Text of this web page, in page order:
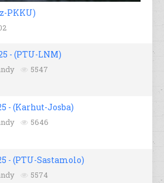
PKKU)
- (PTU-LNM)
5547
- (Karhut-Josba)
5646
- (PTU-Sastamolo)
5574